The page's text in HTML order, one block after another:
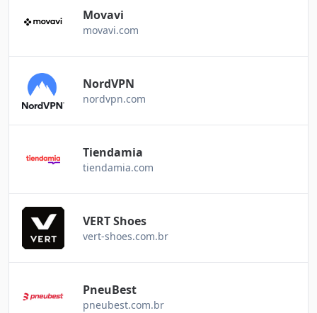
Movavi
movavi.com
NordVPN
nordvpn.com
Tiendamia
tiendamia.com
VERT Shoes
vert-shoes.com.br
PneuBest
pneubest.com.br